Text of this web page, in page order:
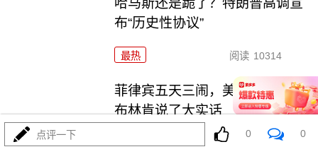
哈马斯还是跪了？特朗普高调宣
布“历史性协议”
最热 阅读 10314
菲律宾五天三闹，美航母压阵，
布林肯说了大实话
最热 26814
点评一下 0 0